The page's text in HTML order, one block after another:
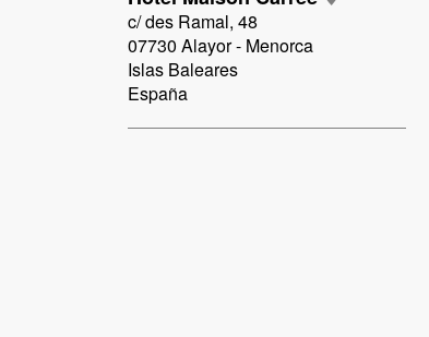
c/ des Ramal, 48
07730 Alayor - Menorca
Islas Baleares
España